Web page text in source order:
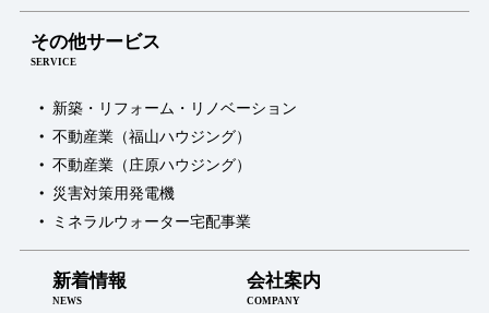
その他サービス
SERVICE
新築・リフォーム・リノベーション
不動産業（福山ハウジング）
不動産業（庄原ハウジング）
災害対策用発電機
ミネラルウォーター宅配事業
新着情報
NEWS
会社案内
COMPANY